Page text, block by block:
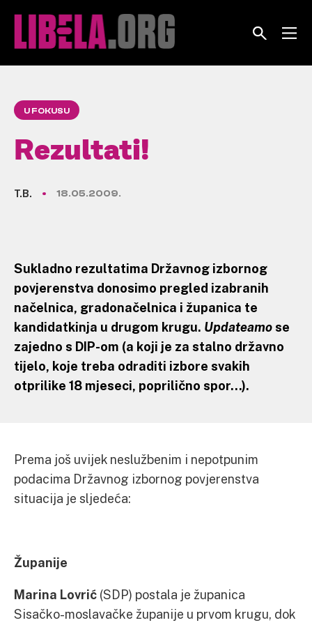
U FOKUSU
Rezultati!
T.B. 18.05.2009.
Sukladno rezultatima Državnog izbornog
povjerenstva donosimo pregled izabranih
načelnica, gradonačelnica i županica te
kandidatkinja u drugom krugu. Updateamo se
zajedno s DIP-om (a koji je za stalno državno
tijelo, koje treba odraditi izbore svakih
otprilike 18 mjeseci, poprilično spor…).
Prema još uvijek neslužbenim i nepotpunim
podacima Državnog izbornog povjerenstva
situacija je sljedeća:
Županije
Marina Lovrić (SDP) postala je županica
Sisačko-moslavačke županije u prvom krugu, dok